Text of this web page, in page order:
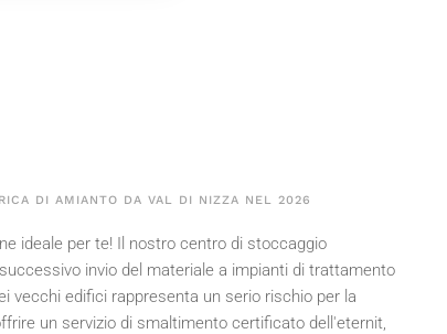
DI AMIANTO DA VAL DI NIZZA NEL 2026
ideale per te! Il nostro centro di stoccaggio
invio del materiale a impianti di trattamento
vecchi edifici rappresenta un serio rischio per la
un servizio di smaltimento certificato dell'eternit,